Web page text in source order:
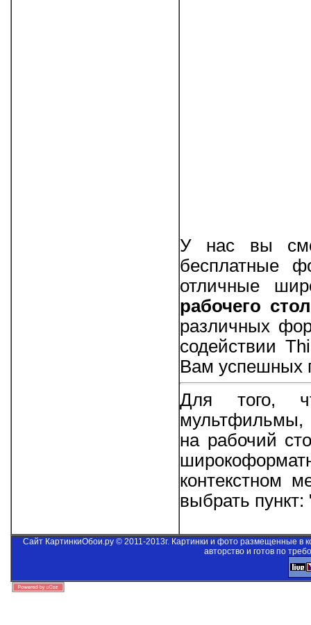
У нас вы
бесплатные
отличные
рабочего
различных
содействии
Вам успешных
Для того,
мультфильмы,
на рабочий
контекстном
выбрать
Сайт КартинкиОбои.ру © 2011-2013г. Картинки и фото размещенные в
авторство и готов по